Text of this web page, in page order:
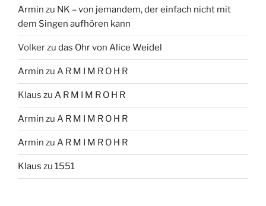
Armin zu NK – von jemandem, der einfach nicht mit
dem Singen aufhören kann
Volkerzu das Ohr von Alice Weidel
Armin zu A R M I M R O H R
Klaus zu A R M I M R O H R
Armin zu A R M I M R O H R
Armin zu A R M I M R O H R
Klaus zu 1551